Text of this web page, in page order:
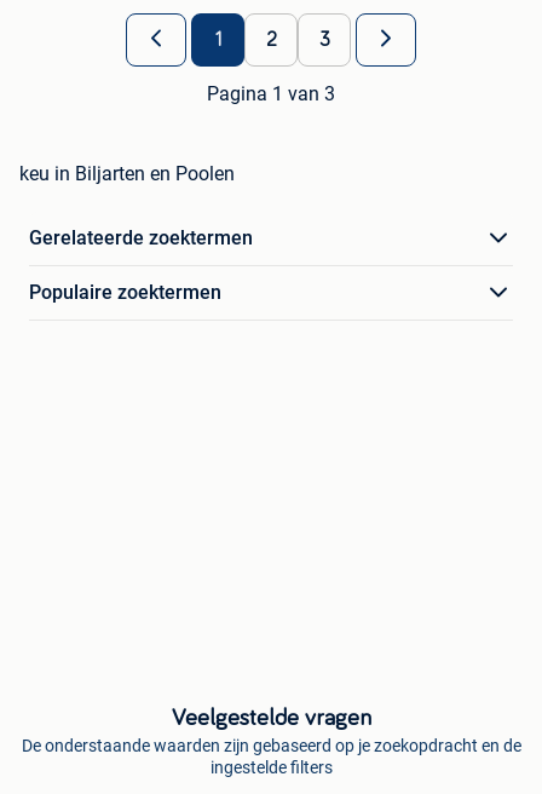
1 2 3
Pagina 1 van 3
keu in Biljarten en Poolen
Gerelateerde zoektermen
Populaire zoektermen
Veelgestelde vragen
De onderstaande waarden zijn gebaseerd op je zoekopdracht en de
ingestelde filters